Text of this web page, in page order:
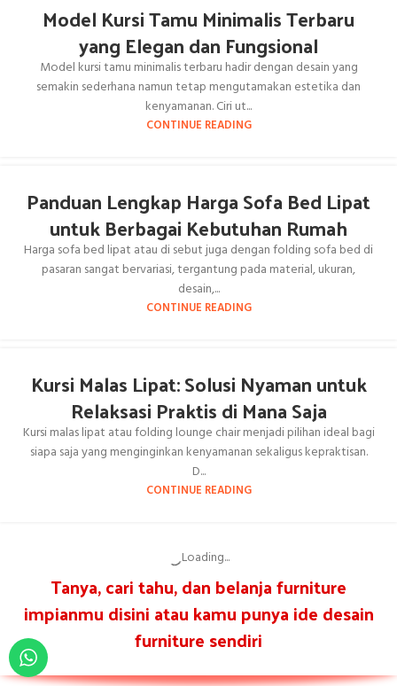
Model Kursi Tamu Minimalis Terbaru
yang Elegan dan Fungsional
Model kursi tamu minimalis terbaru hadir dengan desain yang
semakin sederhana namun tetap mengutamakan estetika dan
kenyamanan. Ciri ut...
CONTINUE READING
Panduan Lengkap Harga Sofa Bed Lipat
untuk Berbagai Kebutuhan Rumah
Harga sofa bed lipat atau di sebut juga dengan folding sofa bed di
pasaran sangat bervariasi, tergantung pada material, ukuran,
desain,...
CONTINUE READING
Kursi Malas Lipat: Solusi Nyaman untuk
Relaksasi Praktis di Mana Saja
Kursi malas lipat atau folding lounge chair menjadi pilihan ideal bagi
siapa saja yang menginginkan kenyamanan sekaligus kepraktisan.
D...
CONTINUE READING
Kursi Goyang Kayu: Perpaduan
Kenyamanan dan Estetika untuk Ruang
Hunian Anda
Kursi goyang kayu atau wooden rocking chair merupakan salah
satu furnitur klasik yang tidak pernah kehilangan daya tariknya.
Terbuat da...